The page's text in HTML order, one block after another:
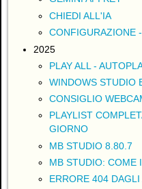
CHIEDI ALL'IA
CONFIGURAZIONE
2025
PLAY ALL -
WINDOWS STUDIO
CONSIGLIO
PLAYLIST
GIORNO
MB STUDIO 8.80.7
MB STUDIO: COME
ERRORE 404